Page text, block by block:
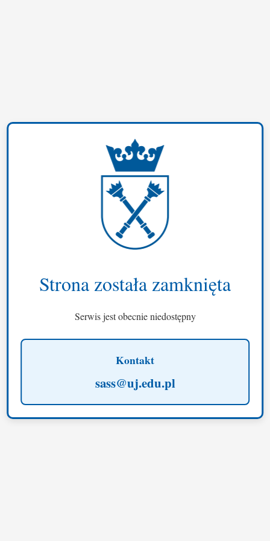
Strona została zamknięta
Serwis jest obecnie niedostępny
Kontakt
sass@uj.edu.pl